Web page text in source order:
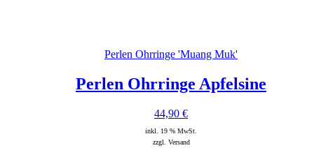
Perlen Ohrringe 'Muang Muk'
Perlen Ohrringe Apfelsine
44,90 €
inkl. 19 % MwSt.
zzgl. Versand